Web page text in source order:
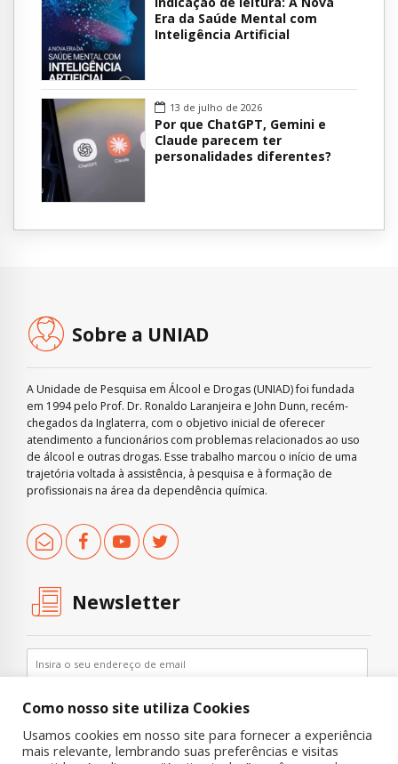
Era da Saúde Mental com
Inteligência Artificial
13 de julho de 2026
Por que ChatGPT, Gemini e
Claude parecem ter
personalidades diferentes?
Sobre a UNIAD
A Unidade de Pesquisa em Álcool e Drogas (UNIAD) foi fundada
em 1994 pelo Prof. Dr. Ronaldo Laranjeira e John Dunn, recém-
chegados da Inglaterra, com o objetivo inicial de oferecer
atendimento a funcionários com problemas relacionados ao uso
de álcool e outras drogas. Esse trabalho marcou o início de uma
trajetória voltada à assistência, à pesquisa e à formação de
profissionais na área da dependência química.
Newsletter
Como nosso site utiliza Cookies
Usamos cookies em nosso site para fornecer a experiência
mais relevante, lembrando suas preferências e visitas